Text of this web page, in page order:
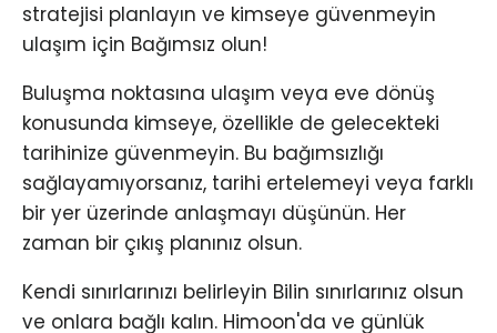
stratejisi planlayın ve kimseye güvenmeyin
ulaşım için Bağımsız olun!
Buluşma noktasına ulaşım veya eve dönüş
konusunda kimseye, özellikle de gelecekteki
tarihinize güvenmeyin. Bu bağımsızlığı
sağlayamıyorsanız, tarihi ertelemeyi veya farklı
bir yer üzerinde anlaşmayı düşünün. Her
zaman bir çıkış planınız olsun.
Kendi sınırlarınızı belirleyin Bilin sınırlarınız olsun
ve onlara bağlı kalın. Himoon'da ve günlük